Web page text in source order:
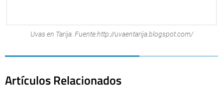
Uvas en Tarija. Fuente:http://uvaentarija.blogspot.com/
Artículos Relacionados